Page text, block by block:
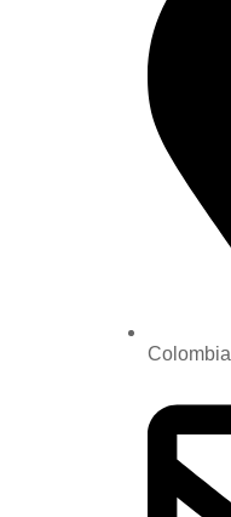
Colombia